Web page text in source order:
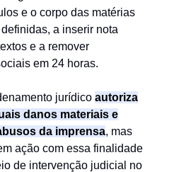
e o corpo das matérias
a inserir nota
e a remover
em 24 horas.
jurídico autoriza
danos materiais e
da imprensa, mas
ação com essa finalidade
de intervenção judicial no